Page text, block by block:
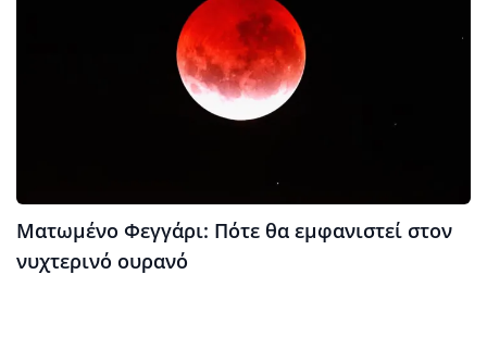
Ματωμένο Φεγγάρι: Πότε θα εμφανιστεί στον
νυχτερινό ουρανό